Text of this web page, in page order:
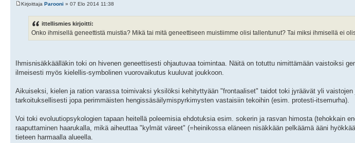
Kirjoittaja Parooni » 07 Elo 2014 11:38
ittellismies kirjoitti:
Onko ihmisellä geneettistä muistia? Mikä tai mitä geneettiseen muistiimme olisi tallentunut? Tai miksi ihmisellä ei
Ihmisnisäkkäälläkin toki on hivenen geneettisesti ohjautuvaa toimintaa. Näitä on totuttu nimittämään vaistoiksi
ilmeisesti myös kielellis-symbolinen vuorovaikutus kuuluvat joukkoon.
Aikuiseksi, kielen ja ration varassa toimivaksi yksilöksi kehityttyään "frontaaliset" taidot toki jyräävät yli
tarkoituksellisesti jopa perimmäisten hengissäsäilymispyrkimysten vastaisiin tekoihin (esim. protesti-itsemurha).
Voi toki evoluutiopsykologien tapaan heitellä poleemisia ehdotuksia esim. sokerin ja rasvan himosta (tehokkain
raaputtaminen haarukalla, mikä aiheuttaa "kylmät väreet" (=heinikossa eläneen nisäkkään pelkäämä ääni
tieteen harmaalla alueella.